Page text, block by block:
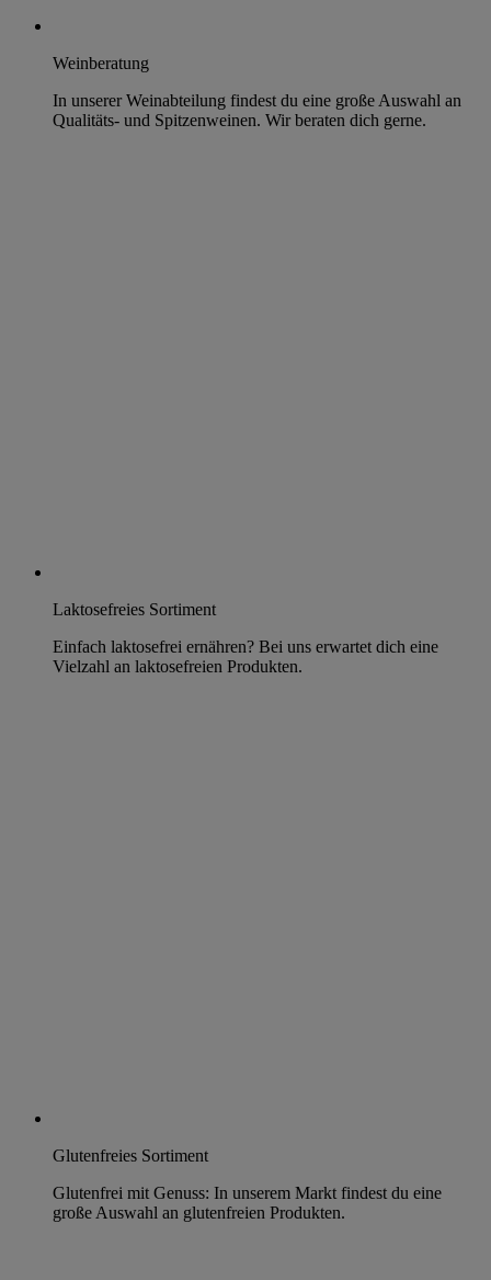
Weinberatung
In unserer Weinabteilung findest du eine große Auswahl an
Qualitäts- und Spitzenweinen. Wir beraten dich gerne.
Laktosefreies Sortiment
Einfach laktosefrei ernähren? Bei uns erwartet dich eine
Vielzahl an laktosefreien Produkten.
Glutenfreies Sortiment
Glutenfrei mit Genuss: In unserem Markt findest du eine
große Auswahl an glutenfreien Produkten.